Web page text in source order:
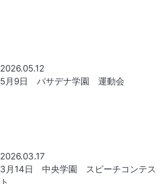
2026.05.12
5月9日 パサデナ学園 運動会
2026.03.17
3月14日 中央学園 スピーチコンテス
ト